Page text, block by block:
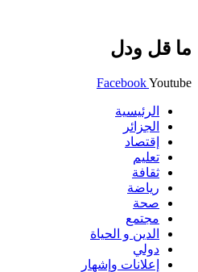
ما قل ودل
FacebookYoutube
الرئيسية
الجزائر
إقتصاد
تعليم
ثقافة
رياضة
صحة
مجتمع
الدين و الحياة
دولي
إعلانات وإشهار